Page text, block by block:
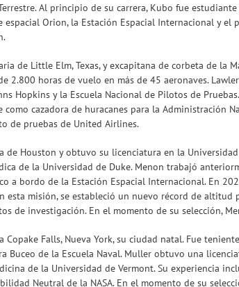
Al principio de su carrera, Kubo fue
Orion, la Estación Espacial Internacional y
de Little Elm, Texas, y excapitana de corbeta de la
2.800 horas de vuelo en más de 45 aeronaves.
Hopkins y la Escuela Nacional de Pilotos de
cazadora de huracanes para la Administración
de pruebas de United Airlines.
de Houston y obtuvo su licenciatura en la
de la Universidad de Duke. Menon trabajó
a bordo de la Estación Espacial Internacional. En
esta misión, se estableció un nuevo récord de
de investigación. En el momento de su selección,
Copake Falls, Nueva York, su ciudad natal. Fue
Buceo de la Escuela Naval. Muller obtuvo una
de la Universidad de Vermont. Su experiencia
Neutral de la NASA. En el momento de su